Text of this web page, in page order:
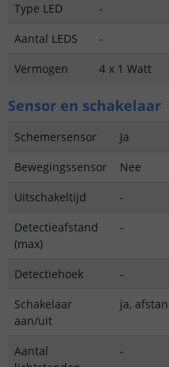
Type LED
-
Aantal LEDS
-
Vermogen
4 x 1 Watt
Sensor en schakelaar
Schemersensor
Ja
Bewegingssensor
Nee
Uitschakeltijd
-
Detectieafstand
(max)
-
Detectiehoek
-
Schakelaar
aan/uit
ja,
Aantal
-